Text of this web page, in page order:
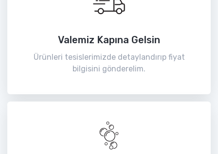
Valemiz Kapına Gelsin
Ürünleri tesislerimizde detaylandırıp fiyat
bilgisini gönderelim.